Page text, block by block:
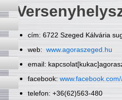
cím: 6722 Szeged Kálvária
web: www.agoraszeged.hu
email:
facebook:
telefon: +36(62)563-480